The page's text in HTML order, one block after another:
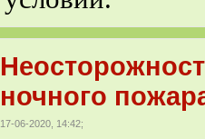
ночного
17-06-2020, 14:42;